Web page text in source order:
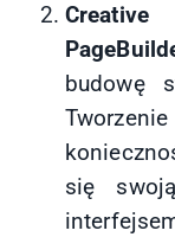
Creative
budowę
się